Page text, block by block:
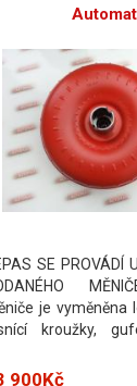
SE PROVÁDÍ
je vyměněna
kroužky,
900Kč